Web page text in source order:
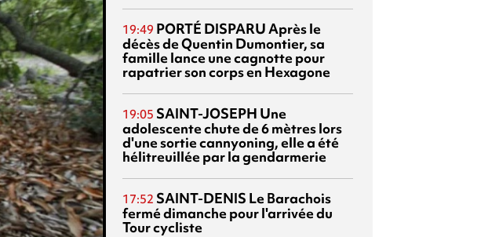
19:49 PORTÉ DISPARUAprès le
décès de Quentin Dumontier, sa
famille lance une cagnotte pour
rapatrier son corps en Hexagone
19:05 SAINT-JOSEPH Une
adolescente chute de 6 mètres lors
d'une sortie cannyoning, elle a été
hélitreuillée par la gendarmerie
17:52 SAINT-DENIS Le Barachois
fermé dimanche pour l'arrivée du
Tour cycliste